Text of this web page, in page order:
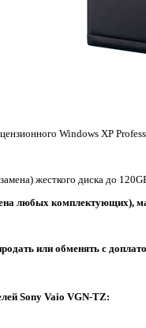
Windows XP
жесткого диска до
любых комплектующих),
или обменять с
Sony Vaio VGN-TZ: